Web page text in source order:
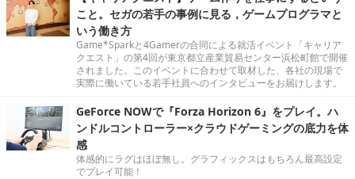
こと。セガの若手の事例に見る，ゲームプログラマと
いう働き方
Game*Sparkと4Gamerの合同による就活イベント「キャリア
クエスト」の第4回が東京都立産業貿易センター浜松町館で開催
されました。このイベントに合わせて取材した、各社の現場で
実際に働いている若手社員へのインタビューをお届けします。
GeForce NOWで『Forza Horizon 6』をプレイ。ハ
ンドルコントローラー×クラウドゲーミングの底力を体
感
体感的にラグはほぼ無し。グラフィックスはもちろん最高設定
でプレイ可能！